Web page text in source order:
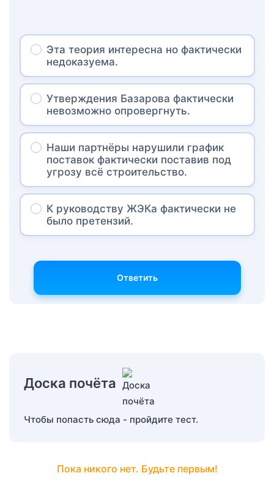
Эта теория интересна но фактически
недоказуема.
Утверждения Базарова фактически
невозможно опровергнуть.
Наши партнёры нарушили график
поставок фактически поставив под
угрозу всё строительство.
К руководству ЖЭКа фактически не
было претензий.
Ответить
Доска почёта
Чтобы попасть сюда - пройдите тест.
Пока никого нет. Будьте первым!